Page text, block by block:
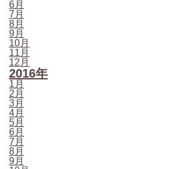
6月
7月
8月
9月
10月
11月
12月
2016年
1月
2月
3月
4月
5月
6月
7月
8月
9月